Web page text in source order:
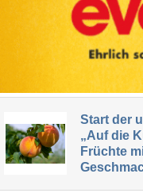
Start der
„Auf die
Früchte